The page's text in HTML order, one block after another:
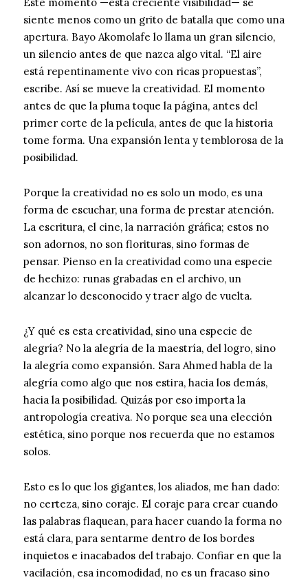
siente menos como un grito de batalla que como una
apertura. Bayo Akomolafe lo llama un gran silencio,
un silencio antes de que nazca algo vital. “El aire
está repentinamente vivo con ricas propuestas”,
escribe. Así se mueve la creatividad. El momento
antes de que la pluma toque la página, antes del
primer corte de la película, antes de que la historia
tome forma. Una expansión lenta y temblorosa de la
posibilidad.
Porque la creatividad no es solo un modo, es una
forma de escuchar, una forma de prestar atención.
La escritura, el cine, la narración gráfica; estos no
son adornos, no son florituras, sino formas de
pensar. Pienso en la creatividad como una especie
de hechizo: runas grabadas en el archivo, un
alcanzar lo desconocido y traer algo de vuelta.
¿Y qué es esta creatividad, sino una especie de
alegría? No la alegría de la maestría, del logro, sino
la alegría como expansión. Sara Ahmed habla de la
alegría como algo que nos estira, hacia los demás,
hacia la posibilidad. Quizás por eso importa la
antropología creativa. No porque sea una elección
estética, sino porque nos recuerda que no estamos
solos.
Esto es lo que los gigantes, los aliados, me han dado:
no certeza, sino coraje. El coraje para crear cuando
las palabras flaquean, para hacer cuando la forma no
está clara, para sentarme dentro de los bordes
inquietos e inacabados del trabajo. Confiar en que la
vacilación, esa incomodidad, no es un fracaso sino